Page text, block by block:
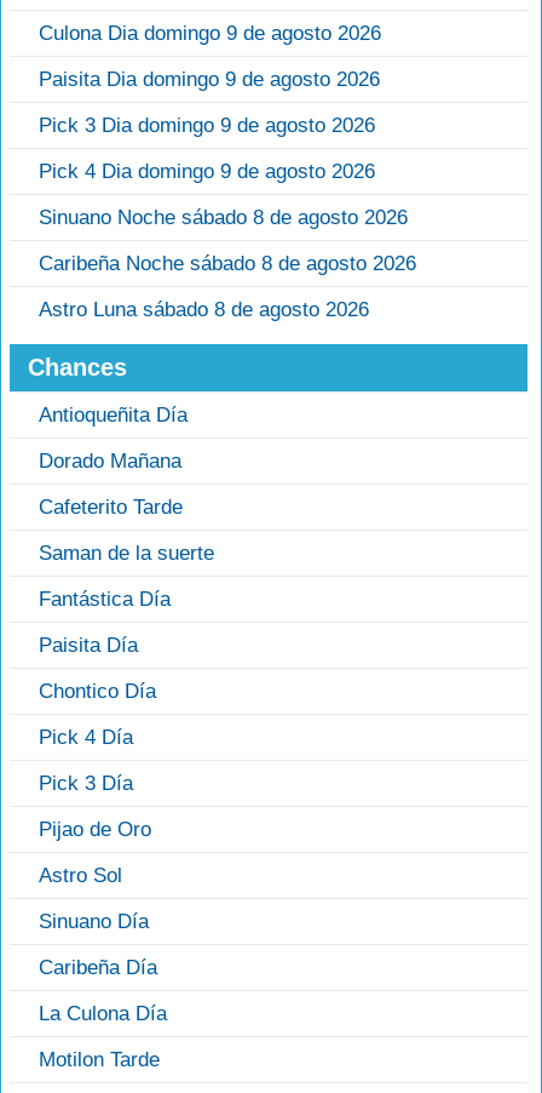
Culona Dia domingo 9 de agosto 2026
Paisita Dia domingo 9 de agosto 2026
Pick 3 Dia domingo 9 de agosto 2026
Pick 4 Dia domingo 9 de agosto 2026
Sinuano Noche sábado 8 de agosto 2026
Caribeña Noche sábado 8 de agosto 2026
Astro Luna sábado 8 de agosto 2026
Chances
Antioqueñita Día
Dorado Mañana
Cafeterito Tarde
Saman de la suerte
Fantástica Día
Paisita Día
Chontico Día
Pick 4 Día
Pick 3 Día
Pijao de Oro
Astro Sol
Sinuano Día
Caribeña Día
La Culona Día
Motilon Tarde